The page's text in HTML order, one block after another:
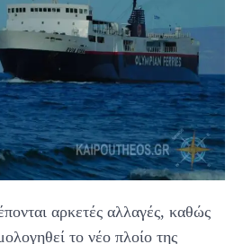
αρκετές αλλαγές, καθώς
το νέο πλοίο της